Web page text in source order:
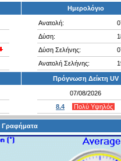
Ημερολόγιο
Ανατολή:
Δύση:
Δύση Σελήνης:
Ανατολή Σελήνης:
Πρόγνωση Δείκτη UV
07/08/2026
8.4
Πολύ Υψηλός
Γραφήματα